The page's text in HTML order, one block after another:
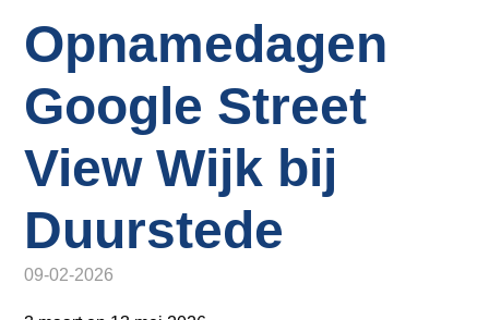
n
a
v
i
a
o
n
Opnamedagen
Google Street
View Wijk bij
Duurstede
09-02-2026